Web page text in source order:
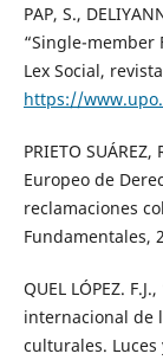
PAP, S.,
“Single-member
Lex Social,
https://
PRIETO
Europeo de
reclamaciones
Fundamentales,
QUEL LÓPEZ.
internacional de
culturales. Luces